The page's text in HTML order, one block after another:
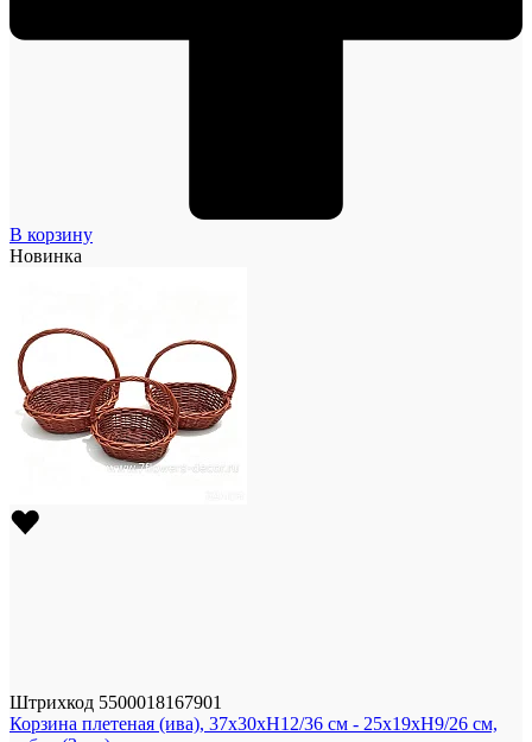
В корзину
Новинка
Штрихкод 5500018167901
Корзина плетеная (ива), 37x30xH12/36 см - 25x19xH9/26 см,